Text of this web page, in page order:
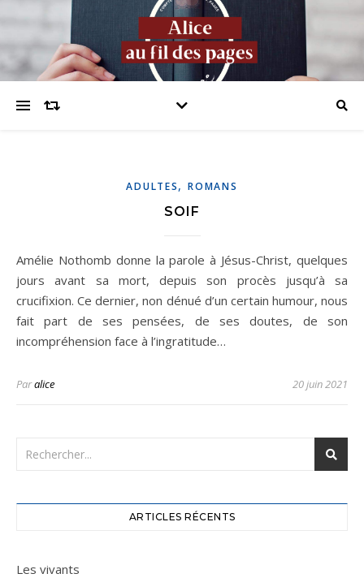
ADULTES,ROMANS
SOIF
Amélie Nothomb donne la parole à Jésus-Christ, quelques
jours avant sa mort, depuis son procès jusqu’à sa
crucifixion. Ce dernier, non dénué d’un certain humour, nous
fait part de ses pensées, de ses doutes, de son
incompréhension face à l’ingratitude…
Paralice 20 juin 2021
ARTICLES RÉCENTS
Les vivants